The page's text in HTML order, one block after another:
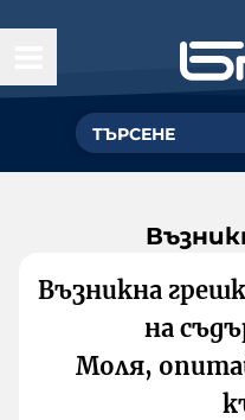
Възникна
на
Моля,